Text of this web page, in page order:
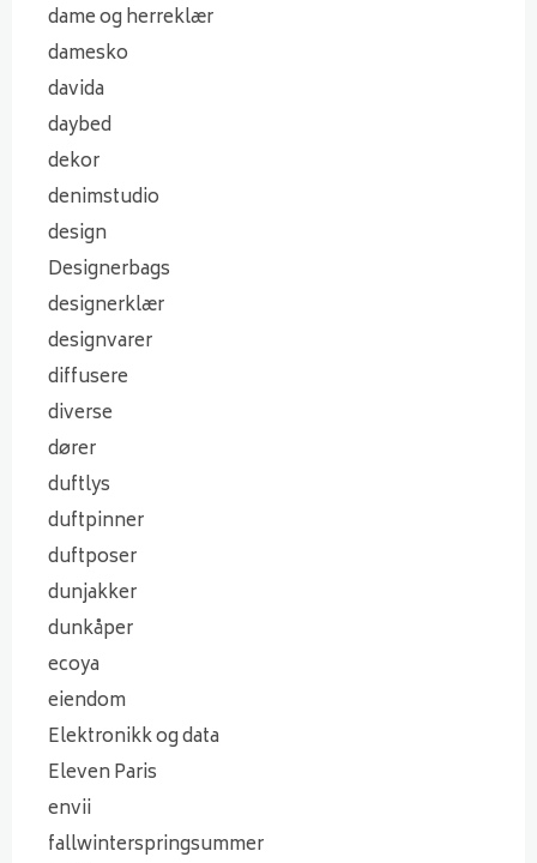
dame og herreklær
damesko
davida
daybed
dekor
denimstudio
design
Designerbags
designerklær
designvarer
diffusere
diverse
dører
duftlys
duftpinner
duftposer
dunjakker
dunkåper
ecoya
eiendom
Elektronikk og data
Eleven Paris
envii
fallwinterspringsummer